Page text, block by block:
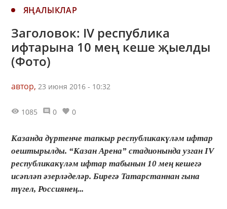
ЯҢАЛЫКЛАР
Заголовок: IV республика
ифтарына 10 мең кеше җыелды
(Фото)
автор, 23 июня 2016 - 10:32
1085 0 0
Казанда дүртенче тапкыр республикакүләм ифтар
оештырылды. “Казан Арена” стадионында узган IV
республикакүләм ифтар табынын 10 мең кешегә
исәпләп әзерләделәр. Бирегә Татарстаннан гына
түгел, Россиянең...